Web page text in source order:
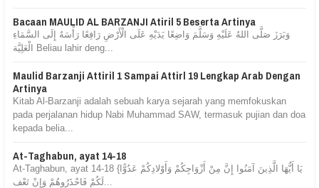
Bacaan MAULID AL BARZANJI Atiril 5 Beserta Artinya
وَبَرَزَ صَلَّى اللهُ عَلَيْهِ وَسَلَّمَ وَاضِعًا يَدَيْهِ عَلَى الْأَرْضِ رَافِعًا رَأْسَهُ إِلَى السَّمَاءِ
الْعَلِيَّة Beliau lahir deng...
Maulid Barzanji Attiril 1 Sampai Attirl 19 Lengkap Arab Dengan
Artinya
Kitab Al-Barzanji adalah sebuah karya sejarah yang memfokuskan
pada perjalanan hidup Nabi Muhammad SAW, termasuk pujian dan doa
kepada belia...
At-Taghabun, ayat 14-18
At-Taghabun, ayat 14-18 {يَا أَيُّهَا الَّذِينَ آمَنُوا إِنَّ مِنْ أَزْوَاجِكُمْ وَأَوْلادِكُمْ عَدُوًّا